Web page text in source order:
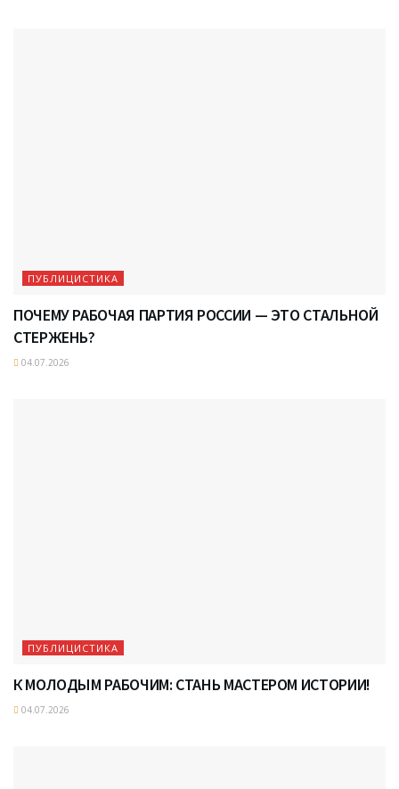
ПУБЛИЦИСТИКА
ПОЧЕМУ РАБОЧАЯ ПАРТИЯ РОССИИ — ЭТО СТАЛЬНОЙ
СТЕРЖЕНЬ?
04.07.2026
ПУБЛИЦИСТИКА
К МОЛОДЫМ РАБОЧИМ: СТАНЬ МАСТЕРОМ ИСТОРИИ!
04.07.2026